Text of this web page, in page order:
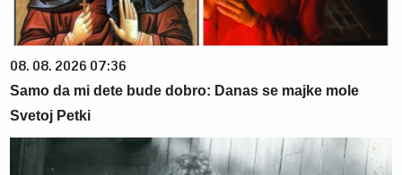
08. 08. 2026 07:36
Samo da mi dete bude dobro: Danas se majke mole
Svetoj Petki